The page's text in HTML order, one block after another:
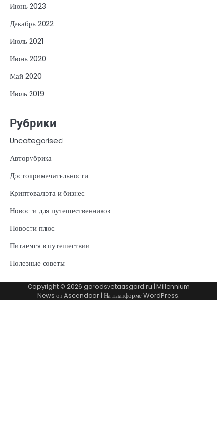
Июнь 2023
Декабрь 2022
Июль 2021
Июнь 2020
Май 2020
Июль 2019
Рубрики
Uncategorised
Авторубрика
Достопримечательности
Криптовалюта и бизнес
Новости для путешественников
Новости плюс
Питаемся в путешествии
Полезные советы
Copyright © 2026 gorodsvetaasgard.ru | Millennium
News отAscendoor | На платформеWordPress.